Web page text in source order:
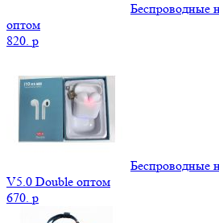
Беспроводные
оптом
820. p
Беспроводные
V5.0 Double оптом
670. p